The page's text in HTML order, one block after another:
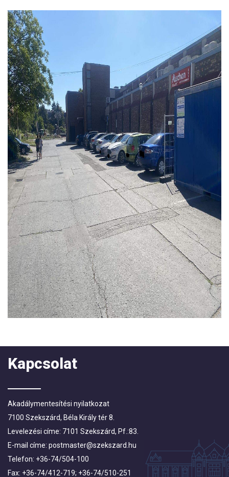
Kapcsolat
Akadálymentesítési nyilatkozat
7100 Szekszárd, Béla Király tér 8.
Levelezési címe: 7101 Szekszárd, Pf.:83.
E-mail címe: postmaster@szekszard.hu
Telefon: +36-74/504-100
Fax: +36-74/412-719; +36-74/510-251